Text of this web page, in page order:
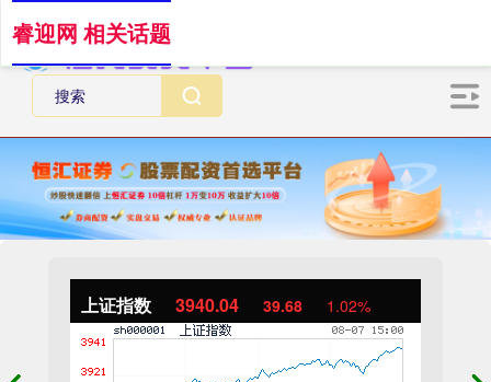
上证指数 3940.04 39.68 1.02%
睿迎网 相关话题